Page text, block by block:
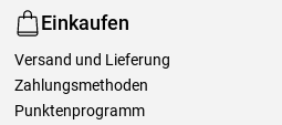
Einkaufen
Versand und Lieferung
Zahlungsmethoden
Punktenprogramm